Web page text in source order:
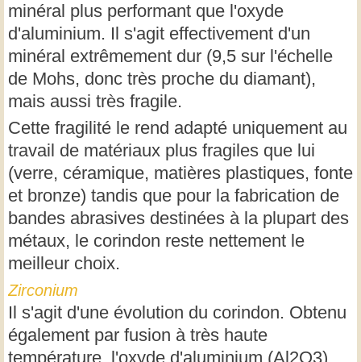
minéral plus performant que l'oxyde
d'aluminium. Il s'agit effectivement d'un
minéral extrêmement dur (9,5 sur l'échelle
de Mohs, donc très proche du diamant),
mais aussi très fragile.
Cette fragilité le rend adapté uniquement au
travail de matériaux plus fragiles que lui
(verre, céramique, matières plastiques, fonte
et bronze) tandis que pour la fabrication de
bandes abrasives destinées à la plupart des
métaux, le corindon reste nettement le
meilleur choix.
Zirconium
Il s'agit d'une évolution du corindon. Obtenu
également par fusion à très haute
température, l'oxyde d'aluminium (Al2O3)